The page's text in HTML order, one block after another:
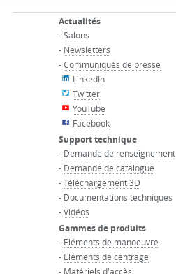
Actualités
-Salons
- Newsletters
-Communiqués de presse
LinkedIn
Twitter
YouTube
Facebook
Support technique
- Demande de renseignement
- Demande de catalogue
-Téléchargement 3D
- Documentations techniques
-Vidéos
Gammes de produits
- Eléments de manoeuvre
- Eléments de centrage
- Matériels d'accès